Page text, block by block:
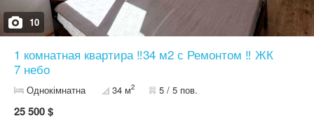
10
1 комнатная квартира ‼️34 м2 с Ремонтом ‼️ ЖК
7 небо
Однокімнатна 34 м2 5 / 5 пов.
25 500 $